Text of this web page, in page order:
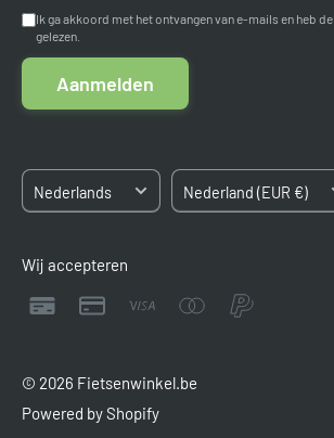
Kvk: 84663545
BTW: NL8633.03.808.B.01
Algemene voorwaarden
Sitemap
Ik ga akkoord met het ontvangen van e-mails en heb de
gelezen.
Aanmelden
TaalNederlands Land/regio
Nederland (EUR €)
Wij accepteren
© 2026 Fietsenwinkel.be
Powered by Shopify